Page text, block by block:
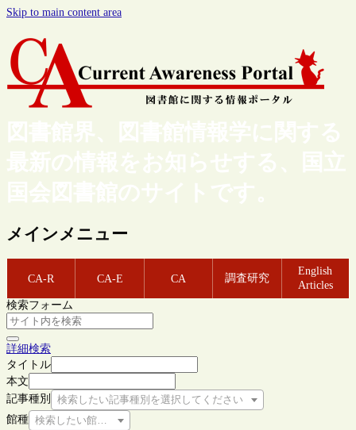
Skip to main content area
図書館界、図書館情報学に関する
最新の情報をお知らせする、国立
国会図書館のサイトです。
メインメニュー
CA-R CA-E CA 調査研究
English
Articles
検索フォーム
詳細検索
タイトル
本文
記事種別
検索したい記事種別を選択してください
館種 検索したい館種を選択してください